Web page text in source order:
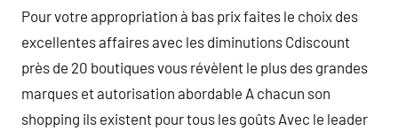
Pour votre appropriation à bas prix faites le choix des
excellentes affaires avec les diminutions Cdiscount
près de 20 boutiques vous révèlent le plus des grandes
marques et autorisation abordable A chacun son
shopping ils existent pour tous les goûts Avec le leader